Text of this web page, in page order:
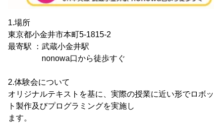
1.場所
東京都小金井市本町5-1815-2
最寄駅 ：武蔵小金井駅
nonowa口から徒歩すぐ
2.体験会について
オリジナルテキストを基に、実際の授業に近い形でロボッ
ト製作及びプログラミングを実施し
ます。